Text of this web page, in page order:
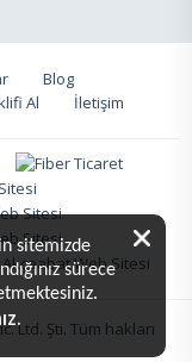
Blog
Al İletişim
Sitesi
Sitesi
Web Sitesi
Ltd. Şti. Tüm hakları
sitemizde
sürece